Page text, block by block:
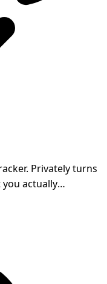
Privately turns
actually